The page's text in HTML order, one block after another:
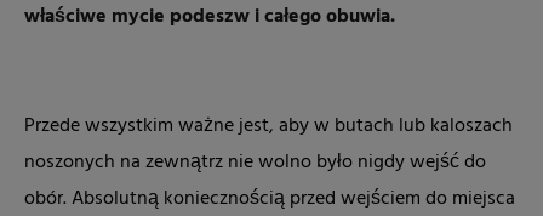
właściwe mycie podeszw i całego obuwia.
Przede wszystkim ważne jest, aby w butach lub kaloszach
noszonych na zewnątrz nie wolno było nigdy wejść do
obór. Absolutną koniecznością przed wejściem do miejsca